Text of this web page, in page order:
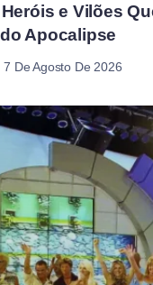
Heróis e Vilões
Apocalipse
7 De Agosto De 2026